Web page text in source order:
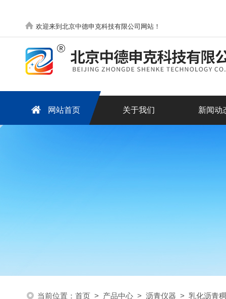
欢迎来到北京中德申克科技有限公司网站！
网站首页 关于我们 新闻动
当前位置： 首页 > 产品中心 > 沥青仪器 > 乳化沥青